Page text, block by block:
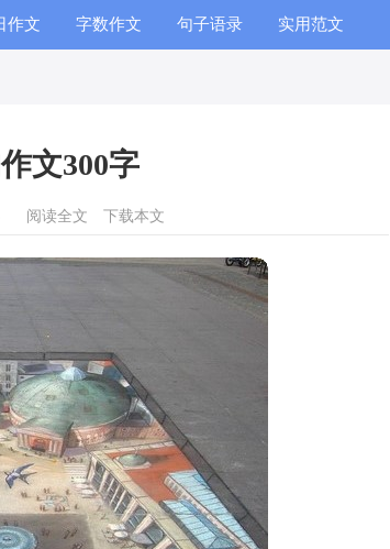
作文 字数作文 句子语录 实用范文
文300字
阅读全文 下载本文